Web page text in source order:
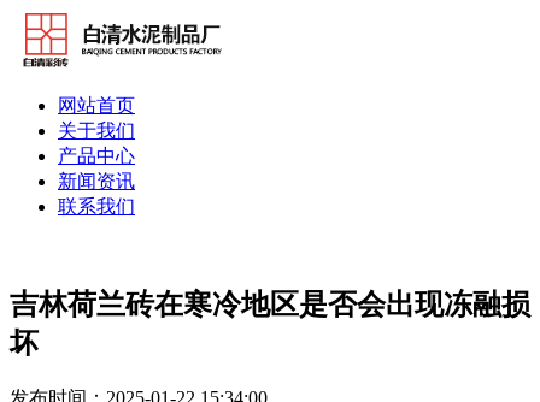
网站首页
关于我们
产品中心
新闻资讯
联系我们
吉林荷兰砖在寒冷地区是否会出现冻融损
坏
发布时间：2025-01-22 15:34:00